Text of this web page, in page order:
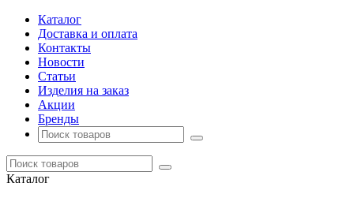
Каталог
Доставка и оплата
Контакты
Новости
Статьи
Изделия на заказ
Акции
Бренды
Каталог